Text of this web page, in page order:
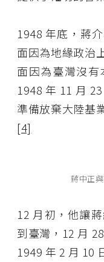
1948 年底，蔣
面因為地緣政治
面因為臺灣沒有
1948 年 11 月
準備放棄大陸基
[4]
蔣中正
12 月初，他讓
到臺灣，12 月
1949 年 2 月 10